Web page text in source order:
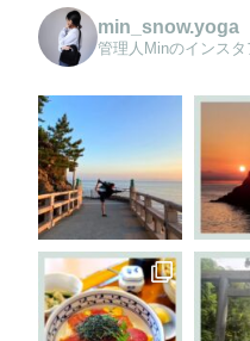
min_snow.yoga
管理人Minのインスタ